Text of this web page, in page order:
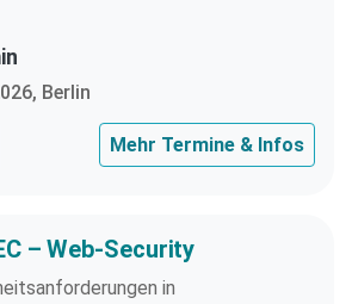
Berlin
Mehr Termine & Infos
– Web-Security
in